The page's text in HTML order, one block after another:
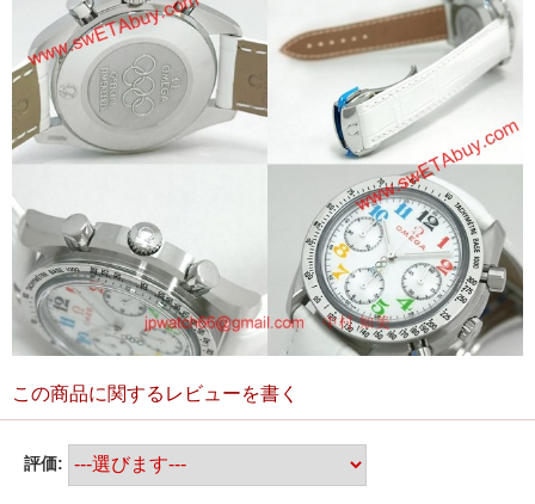
この商品に関するレビューを書く
評価: